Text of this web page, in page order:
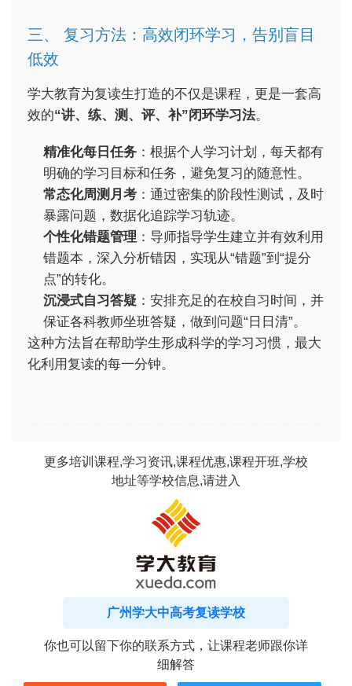
三、 复习方法：高效闭环学习，告别盲目
低效
学大教育为复读生打造的不仅是课程，更是一套高
效的“讲、练、测、评、补”闭环学习法。
精准化每日任务 ：根据个人学习计划，每天都有
明确的学习目标和任务，避免复习的随意性。
常态化周测月考 ：通过密集的阶段性测试，及时
暴露问题，数据化追踪学习轨迹。
个性化错题管理 ：导师指导学生建立并有效利用
错题本，深入分析错因，实现从“错题”到“提分
点”的转化。
沉浸式自习答疑 ：安排充足的在校自习时间，并
保证各科教师坐班答疑，做到问题“日日清”。
这种方法旨在帮助学生形成科学的学习习惯，最大
化利用复读的每一分钟。
更多培训课程,学习资讯,课程优惠,课程开班,学校
地址等学校信息,请进入
广州学大中高考复读学校
你也可以留下你的联系方式，让课程老师跟你详
细解答